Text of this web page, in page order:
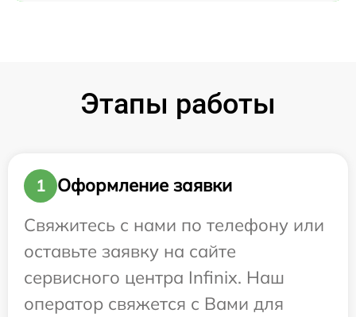
Этапы работы
1
Оформление заявки
Свяжитесь с нами по телефону или
оставьте заявку на сайте
сервисного центра Infinix. Наш
оператор свяжется с Вами для